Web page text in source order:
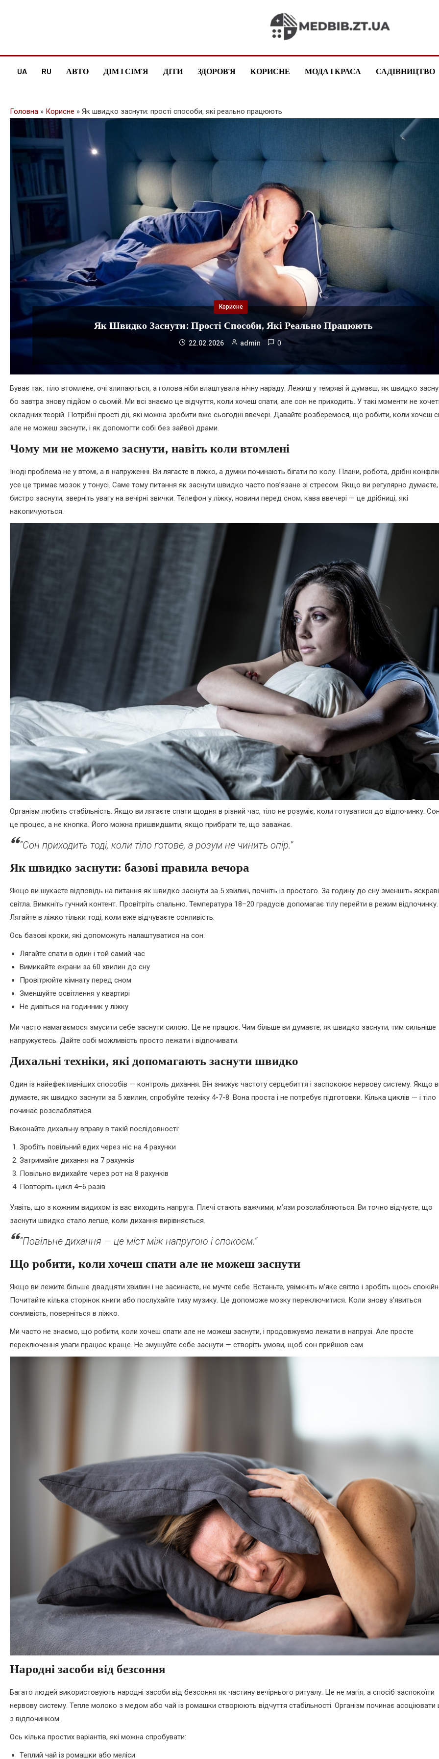
medbib.zt.ua
UA RU АВТО ДІМ І СІМ’Я ДІТИ ЗДОРОВ’Я КОРИСНЕ МОДА І КРАСА САДІВНИЦТВО
Головна » Корисне » Як швидко заснути: прості способи, які реально працюють
Корисне
Як Швидко Заснути: Прості Способи, Які Реально Працюють
22.02.2026 admin 0
Буває так: тіло втомлене, очі злипаються, а голова ніби влаштувала нічну нараду. Лежиш у темряві й думаєш, як швидко
бо завтра знову підйом о сьомій. Ми всі знаємо це відчуття, коли хочеш спати, але сон не приходить. У такі моменти не
складних теорій. Потрібні прості дії, які можна зробити вже сьогодні ввечері. Давайте розберемося, що робити, коли хочеш
але не можеш заснути, і як допомогти собі без зайвої драми.
Чому ми не можемо заснути, навіть коли втомлені
Іноді проблема не у втомі, а в напруженні. Ви лягаєте в ліжко, а думки починають бігати по колу. Плани, робота, дрібні
усе це тримає мозок у тонусі. Саме тому питання як заснути швидко часто пов’язане зі стресом. Якщо ви регулярно
бистро заснути, зверніть увагу на вечірні звички. Телефон у ліжку, новини перед сном, кава ввечері — це дрібниці, які
накопичуються.
Організм любить стабільність. Якщо ви лягаєте спати щодня в різний час, тіло не розуміє, коли готуватися до відпочинку.
це процес, а не кнопка. Його можна пришвидшити, якщо прибрати те, що заважає.
“Сон приходить тоді, коли тіло готове, а розум не чинить опір.”
Як швидко заснути: базові правила вечора
Якщо ви шукаєте відповідь на питання як швидко заснути за 5 хвилин, почніть із простого. За годину до сну зменшіть
світла. Вимкніть гучний контент. Провітріть спальню. Температура 18–20 градусів допомагає тілу перейти в режим відпочинку.
Лягайте в ліжко тільки тоді, коли вже відчуваєте сонливість.
Ось базові кроки, які допоможуть налаштуватися на сон:
Лягайте спати в один і той самий час
Вимикайте екрани за 60 хвилин до сну
Провітрюйте кімнату перед сном
Зменшуйте освітлення у квартирі
Не дивіться на годинник у ліжку
Ми часто намагаємося змусити себе заснути силою. Це не працює. Чим більше ви думаєте, як швидко заснути, тим сильніше
напружуєтесь. Дайте собі можливість просто лежати і відпочивати.
Дихальні техніки, які допомагають заснути швидко
Один із найефективніших способів — контроль дихання. Він знижує частоту серцебиття і заспокоює нервову систему. Якщо
думаєте, як швидко заснути за 5 хвилин, спробуйте техніку 4-7-8. Вона проста і не потребує підготовки. Кілька циклів — і тіло
починає розслаблятися.
Виконайте дихальну вправу в такій послідовності:
Зробіть повільний вдих через ніс на 4 рахунки
Затримайте дихання на 7 рахунків
Повільно видихайте через рот на 8 рахунків
Повторіть цикл 4–6 разів
Уявіть, що з кожним видихом із вас виходить напруга. Плечі стають важчими, м’язи розслабляються. Ви точно відчуєте, що
заснути швидко стало легше, коли дихання вирівняється.
“Повільне дихання — це міст між напругою і спокоєм.”
Що робити, коли хочеш спати але не можеш заснути
Якщо ви лежите більше двадцяти хвилин і не засинаєте, не мучте себе. Встаньте, увімкніть м’яке світло і зробіть щось
Почитайте кілька сторінок книги або послухайте тиху музику. Це допоможе мозку переключитися. Коли знову з’явиться
сонливість, поверніться в ліжко.
Ми часто не знаємо, що робити, коли хочеш спати але не можеш заснути, і продовжуємо лежати в напрузі. Але просте
переключення уваги працює краще. Не змушуйте себе заснути — створіть умови, щоб сон прийшов сам.
Народні засоби від безсоння
Багато людей використовують народні засоби від безсоння як частину вечірнього ритуалу. Це не магія, а спосіб заспокоїти
нервову систему. Тепле молоко з медом або чай із ромашки створюють відчуття стабільності. Організм починає асоціювати
з відпочинком.
Ось кілька простих варіантів, які можна спробувати:
Теплий чай із ромашки або меліси